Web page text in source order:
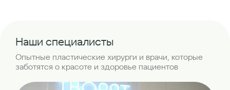
Наши специалисты
Опытные пластические хирурги и врачи, которые
заботятся о красоте и здоровье пациентов